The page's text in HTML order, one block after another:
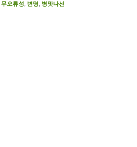
무오류성, 변명, 병맛나선